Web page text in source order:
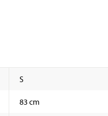
S
83 cm